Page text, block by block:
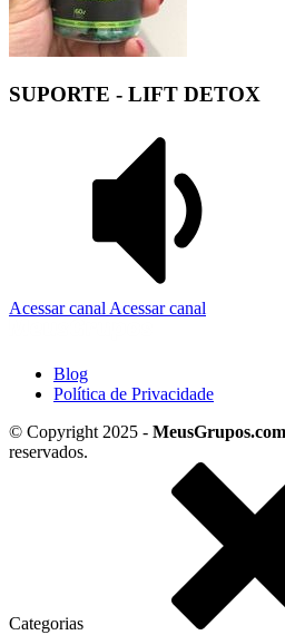
SUPORTE - LIFT DETOX
Acessar canal Acessar canal
Blog
Política de Privacidade
© Copyright 2025 - MeusGrupos.com
reservados.
Categorias